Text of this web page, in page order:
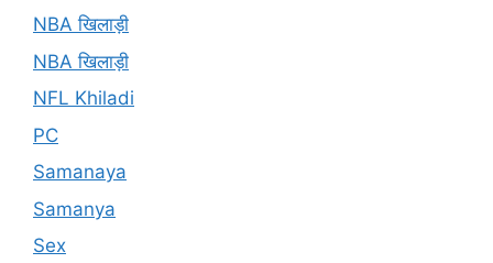
NBA खिलाड़ी
NBA खिलाड़ी
NFL Khiladi
PC
Samanaya
Samanya
Sex